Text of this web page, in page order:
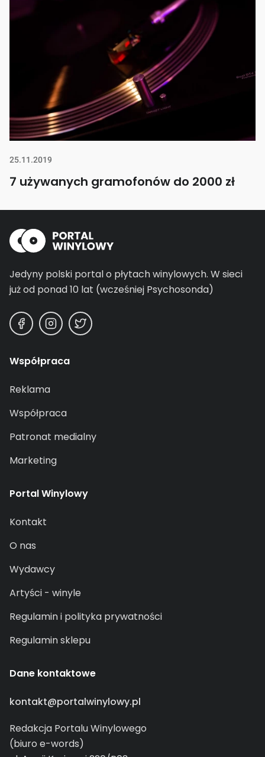
25.11.2019
7 używanych gramofonów do 2000 zł
Jedyny polski portal o płytach winylowych. W sieci
już od ponad 10 lat (wcześniej Psychosonda)
Współpraca
Reklama
Współpraca
Patronat medialny
Marketing
Portal Winylowy
Kontakt
O nas
Wydawcy
Artyści - winyle
Regulamin i polityka prywatności
Regulamin sklepu
Dane kontaktowe
kontakt@portalwinylowy.pl
Redakcja Portalu Winylowego
(biuro e-words)